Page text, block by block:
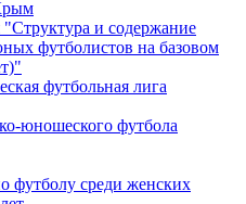
и содержание
футболистов на базовом
футбольная лига
юношеского футбола
футболу среди женских